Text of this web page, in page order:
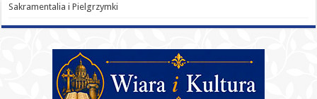
Sakramentalia i Pielgrzymki